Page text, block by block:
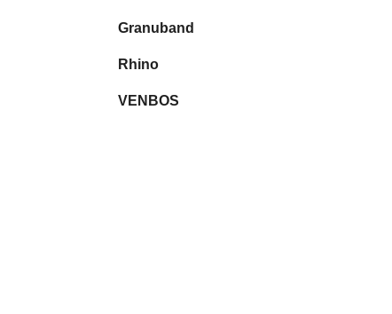
Granuband
Rhino
VENBOS